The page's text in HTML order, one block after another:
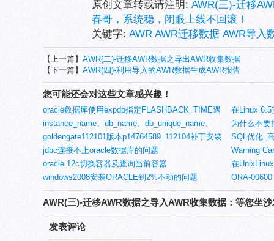
原创文章转载请注明: AWR(三)-迁移
春哥，系统稳，闭眼上线不回滚！
关键字: AWR AWR迁移数据 AWR导入
【上一篇】 AWR(二)-迁移AWR数据之导出AWR收集数据
【下一篇】 AWR(四)-利用导入的AWR数据生成AWR报告
您可能还会对这些文章感兴趣！
oracle数据库使用expdp指定FLASHBACK_TIME遇
到ORA-39150错误
在Linux 6.5
instance_name、db_name、db_unique_name、
global_names、service_names的含义及修改(2)
为什么不要
goldengate112101版本p14764589_112104补丁安装
SQL优化_
jdbc连接不上oracle数据库的问题
Warning
medium-r-
FontStruct
oracle 12c切换容器及查询当前容器
在
IMPDP的
windows2008安装ORACLE到2%不动的问题
ORA-
AWR(三)-迁移AWR数据之导入AWR收集数据：等您坐
发表评论